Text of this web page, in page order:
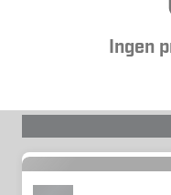
Ingen